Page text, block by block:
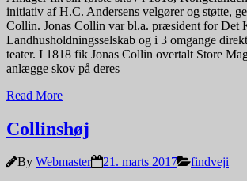
initiativ af H.C. Andersens velgører og støtte,
Collin. Jonas Collin var bl.a. præsident for Det
Landhusholdningsselskab og i 3 omgange
teater. I 1818 fik Jonas Collin overtalt Store
anlægge skov på deres
Read More
Collinshøj
By Webmaster 21. marts 2017
findveji